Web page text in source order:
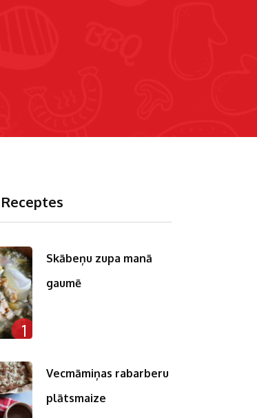
Receptes
1
Skābeņu zupa manā
gaumē
Vecmāmiņas rabarberu
plātsmaize